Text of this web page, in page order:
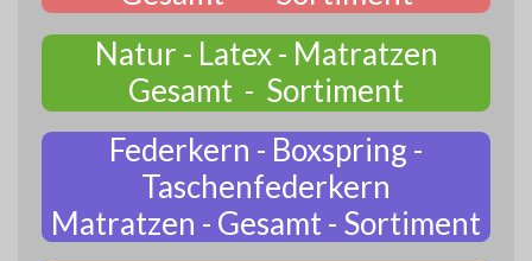
Natur - Latex - Matratzen
Gesamt - Sortiment
Federkern - Boxspring -
Taschenfederkern
Matratzen - Gesamt - Sortiment